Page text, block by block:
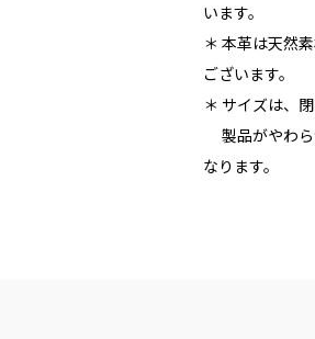
います。
＊ 本革は天然
ございます。
＊ サイズは、
製品がやわら
なります。